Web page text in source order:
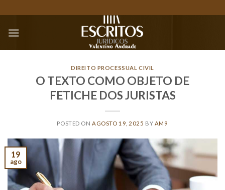
to
content
DIREITO PROCESSUAL CIVIL
O TEXTO COMO OBJETO DE
FETICHE DOS JURISTAS
POSTED ONAGOSTO 19, 2025 BY AM9
19
ago